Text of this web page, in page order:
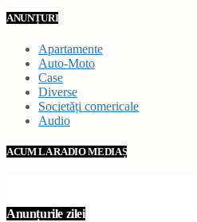
ANUNȚURI
Apartamente
Auto-Moto
Case
Diverse
Societăți comericale
Audio
ACUM LA RADIO MEDIAȘ
Anunțurile zilei